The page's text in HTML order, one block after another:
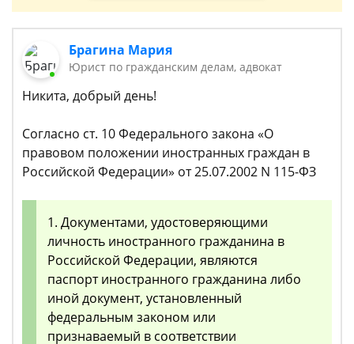
Брагина Мария
Юрист по гражданским делам, адвокат
Никита, добрый день!
Согласно ст. 10 Федерального закона «О
правовом положении иностранных граждан в
Российской Федерации» от 25.07.2002 N 115-ФЗ
1. Документами, удостоверяющими
личность иностранного гражданина в
Российской Федерации, являются
паспорт иностранного гражданина либо
иной документ, установленный
федеральным законом или
признаваемый в соответствии